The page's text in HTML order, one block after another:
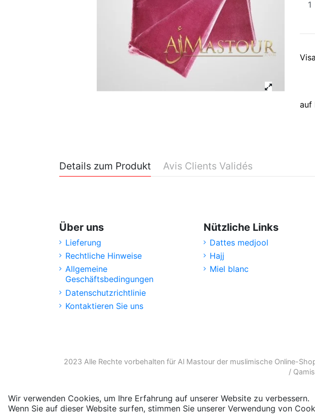
auf
Details zum Produkt Avis Clients Validés
Über uns
Lieferung
Rechtliche Hinweise
Allgemeine
Geschäftsbedingungen
Datenschutzrichtlinie
Kontaktieren Sie uns
Nützliche Links
Dattes medjool
Hajj
Miel blanc
2023 Alle Rechte vorbehalten für Al Mastour der muslimische Online-
/ Qamis
Wir verwenden Cookies, um Ihre Erfahrung auf unserer Website zu verbessern.
Wenn Sie auf dieser Website surfen, stimmen Sie unserer Verwendung von